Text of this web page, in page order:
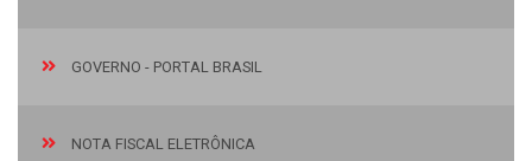
GOVERNO - PORTAL BRASIL
NOTA FISCAL ELETRÔNICA